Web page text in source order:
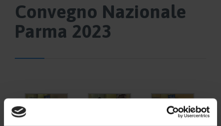
Convegno Nazionale
Parma 2023